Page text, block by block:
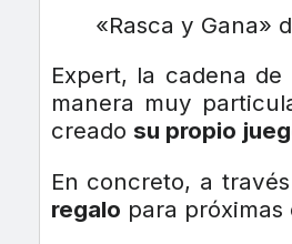
«Rasca y Gana»
Expert, la cadena
manera muy
creado su propio
En concreto, a
regalo para próximas